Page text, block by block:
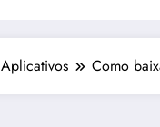
Aplicativos Como